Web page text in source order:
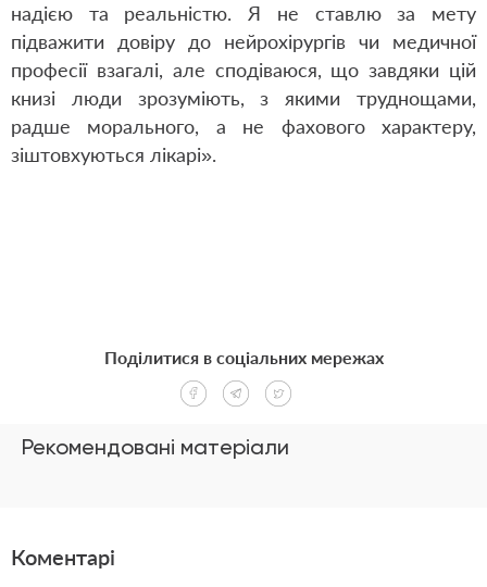
надією та реальністю. Я не ставлю за мету
підважити довіру до нейрохірургів чи медичної
професії взагалі, але сподіваюся, що завдяки цій
книзі люди зрозуміють, з якими труднощами,
радше морального, а не фахового характеру,
зіштовхуються лікарі».
Рекомендовані матеріали
Поділитися в соціальних мережах
Коментарі